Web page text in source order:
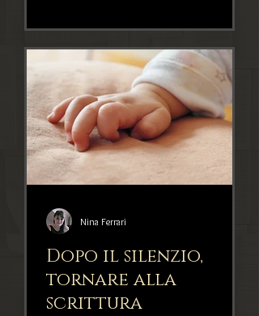
Dopo il silenzio,
tornare alla
scrittura
Nina Ferrari